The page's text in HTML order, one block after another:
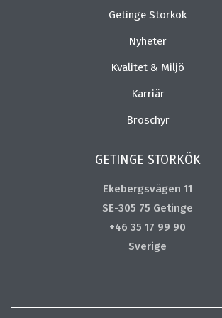
Getinge Storkök
Nyheter
Kvalitet & Miljö
Karriär
Broschyr
GETINGE STORKÖK
Ekebergsvägen 11
SE-305 75 Getinge
+46 35 17 99 90
Sverige